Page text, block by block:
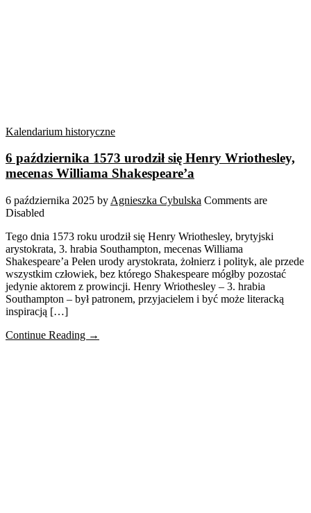
Kalendarium historyczne
6 października 1573 urodził się Henry Wriothesley,
mecenas Williama Shakespeare’a
6 października 2025 by Agnieszka Cybulska Comments are
Disabled
Tego dnia 1573 roku urodził się Henry Wriothesley, brytyjski
arystokrata, 3. hrabia Southampton, mecenas Williama
Shakespeare’a Pełen urody arystokrata, żołnierz i polityk, ale przede
wszystkim człowiek, bez którego Shakespeare mógłby pozostać
jedynie aktorem z prowincji. Henry Wriothesley – 3. hrabia
Southampton – był patronem, przyjacielem i być może literacką
inspiracją […]
Continue Reading →